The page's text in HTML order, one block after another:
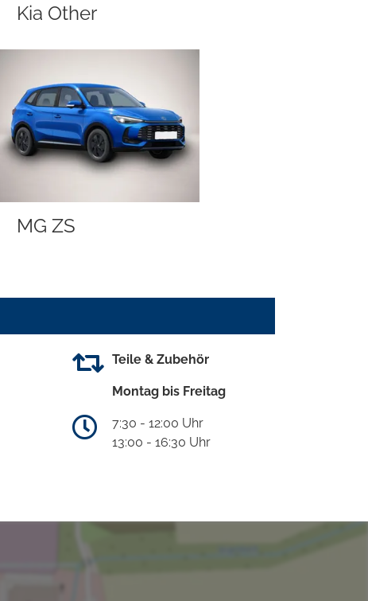
Kia Other
MG ZS
Teile & Zubehör
Montag bis Freitag
7:30 - 12:00 Uhr
13:00 - 16:30 Uhr